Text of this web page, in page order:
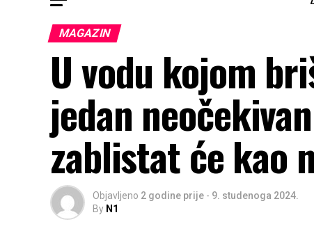
MAGAZIN
U vodu kojom
jedan
zablistat će kao
Objavljeno 2 godine prije - 9. studenoga 2024.
By N1